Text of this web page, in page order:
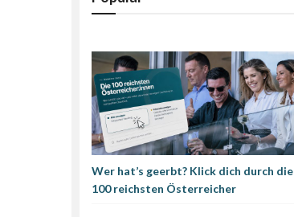
Wer hat’s geerbt? Klick dich durch die
100 reichsten Österreicher